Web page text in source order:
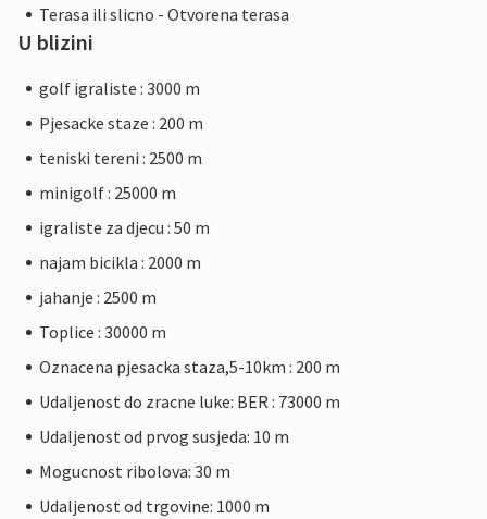
Terasa ili slicno - Otvorena terasa
U blizini
golf igraliste : 3000 m
Pjesacke staze : 200 m
teniski tereni : 2500 m
minigolf : 25000 m
igraliste za djecu : 50 m
najam bicikla : 2000 m
jahanje : 2500 m
Toplice : 30000 m
Oznacena pjesacka staza,5-10km : 200 m
Udaljenost do zracne luke: BER : 73000 m
Udaljenost od prvog susjeda: 10 m
Mogucnost ribolova: 30 m
Udaljenost od trgovine: 1000 m